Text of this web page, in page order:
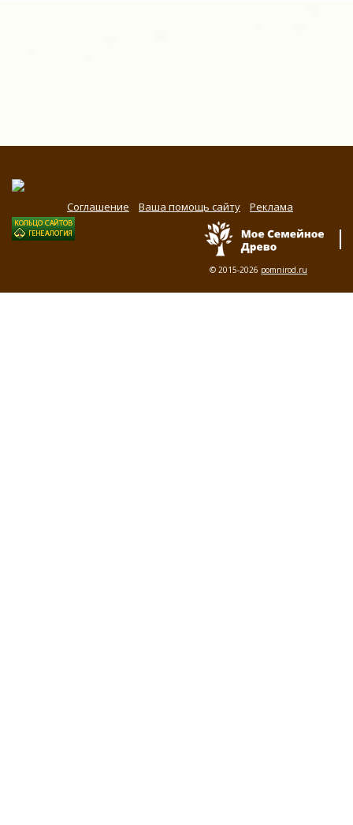
Соглашение Ваша помощь сайту Реклама
© 2015-2026 pomnirod.ru